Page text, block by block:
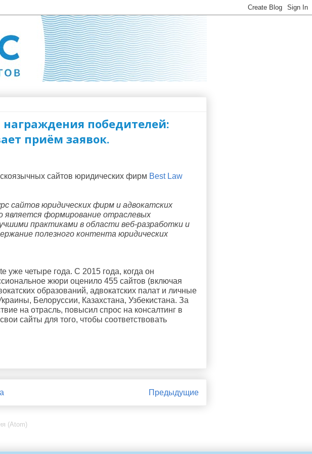
победителей:
приём заявок.
сайтов юридических фирм Best Law
сайтов юридических фирм и адвокатских
является формирование отраслевых
практиками в области веб-разработки и
полезного контента юридических
уже четыре года. C 2015 года, когда он
жюри оценило 455 сайтов (включая
образований, адвокатских палат и личные
Белоруссии, Казахстана, Узбекистана. За
на отрасль, повысил спрос на консалтинг в
сайты для того, чтобы соответствовать
Предыдущие
(Atom)